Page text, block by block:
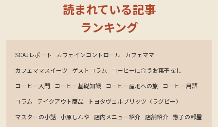
読まれている記事
ランキング
SCAJレポート カフェインコントロール
カフェママ
カフェママスイーツ
ゲストコラム
コーヒーに合うお菓子探し
コーヒー入門 コーヒー基礎知識 コーヒー産地への旅
コーヒー用語
コラム
テイクアウト商品
トヨタヴェルブリッツ（ラグビー）
マスターの小話 小原しんや 店内メニュー紹介 店舗紹介 憲子の部屋